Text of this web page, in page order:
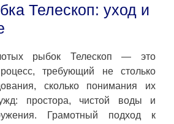
Телескоп: уход и
рыбок Телескоп — это
требующий не столько
сколько понимания их
простора, чистой воды и
Грамотный подход к